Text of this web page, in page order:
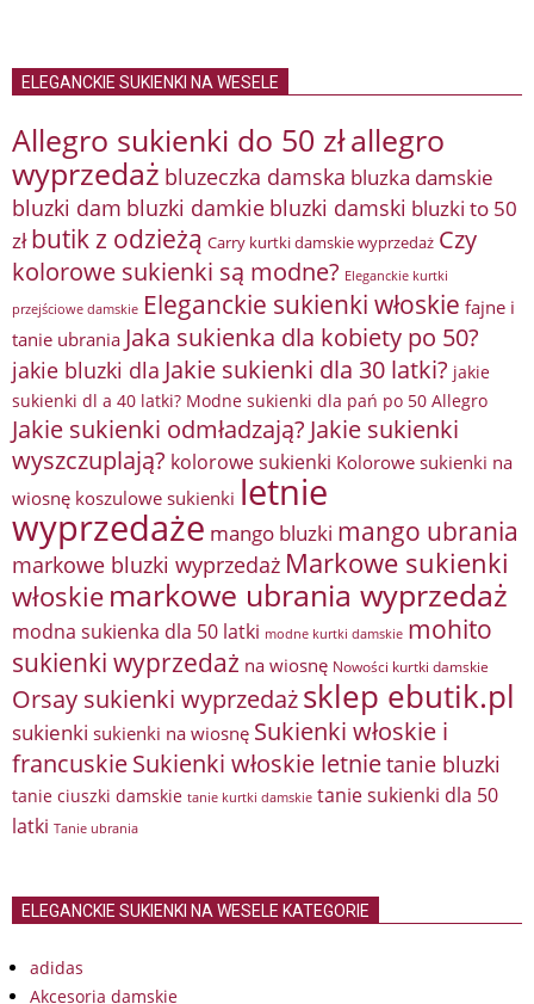
ELEGANCKIE SUKIENKI NA WESELE
Allegro sukienki do 50 złallegro
wyprzedaż bluzeczka damska bluzka damskie
bluzki dam bluzki damkie bluzki damski bluzki to 50
zł butik z odzieżą Carry kurtki damskie wyprzedaż Czy
kolorowe sukienki są modne? Eleganckie kurtki
przejściowe damskie Eleganckie sukienki włoskie fajne i
tanie ubrania Jaka sukienka dla kobiety po 50?
jakie bluzki dla Jakie sukienki dla 30 latki? jakie
sukienki dl a 40 latki? Modne sukienki dla pań po 50 Allegro
Jakie sukienki odmładzają? Jakie sukienki
wyszczuplają? kolorowe sukienki Kolorowe sukienki na
wiosnę koszulowe sukienki letnie
wyprzedaże mango bluzki mango ubrania
markowe bluzki wyprzedaż Markowe sukienki
włoskie markowe ubrania wyprzedaż
modna sukienka dla 50 latki modne kurtki damskie mohito
sukienki wyprzedaż na wiosnę Nowości kurtki damskie
Orsay sukienki wyprzedażsklep ebutik.pl
sukienki sukienki na wiosnę Sukienki włoskie i
francuskieSukienki włoskie letnietanie bluzki
tanie ciuszki damskie tanie kurtki damskie tanie sukienki dla 50
latki Tanie ubrania
ELEGANCKIE SUKIENKI NA WESELE KATEGORIE
adidas
Akcesoria damskie